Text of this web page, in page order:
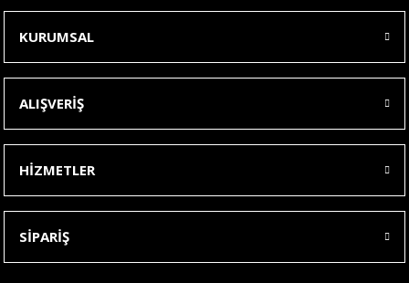
KURUMSAL
ALIŞVERİŞ
HİZMETLER
SİPARİŞ